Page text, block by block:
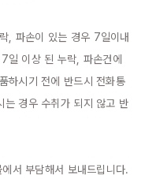
, 파손이 있는 경우 7일이내
이상 된 누락, 파손건에
하시기 전에 반드시 전화통
는 경우 수취가 되지 않고 반
서 부담해서 보내드립니다.